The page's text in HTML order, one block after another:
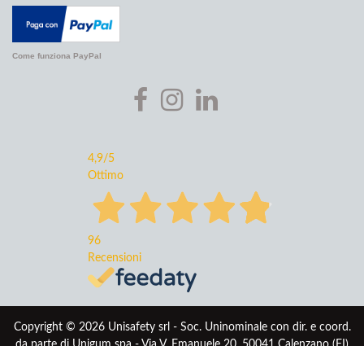
Come funziona PayPal
4,9/5
Ottimo
96
Recensioni
Copyright © 2026 Unisafety srl - Soc. Uninominale con dir. e coord.